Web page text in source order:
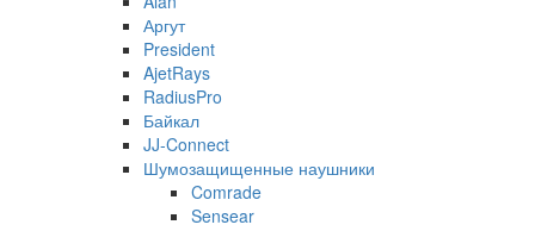
Аргут
President
AjetRays
RadiusPro
Байкал
JJ-Connect
Шумозащищенные наушники
Comrade
Sensear